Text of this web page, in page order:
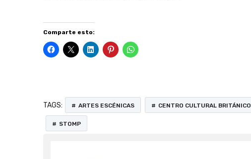
Comparte esto:
TAGS: ARTES ESCÉNICAS CENTRO CULTURAL BRITÁNICO
STOMP